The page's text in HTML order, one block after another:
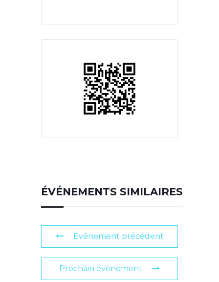
ÉVÉNEMENTS SIMILAIRES
Événement précédent
Prochain événement